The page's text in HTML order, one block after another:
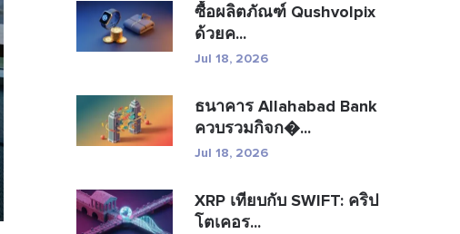
ซื้อผลิตภัณฑ์ Qushvolpix
ด้วยค...
Jul 18, 2026
ธนาคาร Allahabad Bank
ควบรวมกิจก�...
Jul 18, 2026
XRP เทียบกับ SWIFT: คริป
โตเคอร...